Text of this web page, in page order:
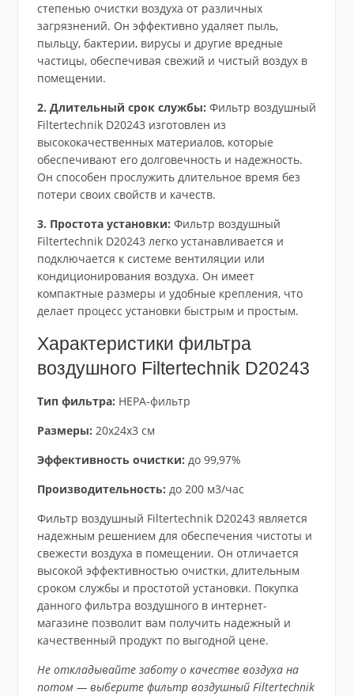
степенью очистки воздуха от различных
загрязнений. Он эффективно удаляет пыль,
пыльцу, бактерии, вирусы и другие вредные
частицы, обеспечивая свежий и чистый воздух в
помещении.
2. Длительный срок службы: Фильтр воздушный
Filtertechnik D20243 изготовлен из
высококачественных материалов, которые
обеспечивают его долговечность и надежность.
Он способен прослужить длительное время без
потери своих свойств и качеств.
3. Простота установки: Фильтр воздушный
Filtertechnik D20243 легко устанавливается и
подключается к системе вентиляции или
кондиционирования воздуха. Он имеет
компактные размеры и удобные крепления, что
делает процесс установки быстрым и простым.
Характеристики фильтра
воздушного Filtertechnik D20243
Тип фильтра: HEPA-фильтр
Размеры: 20x24x3 см
Эффективность очистки: до 99,97%
Производительность: до 200 м3/час
Фильтр воздушный Filtertechnik D20243 является
надежным решением для обеспечения чистоты и
свежести воздуха в помещении. Он отличается
высокой эффективностью очистки, длительным
сроком службы и простотой установки. Покупка
данного фильтра воздушного в интернет-
магазине позволит вам получить надежный и
качественный продукт по выгодной цене.
Не откладывайте заботу о качестве воздуха на
потом — выберите фильтр воздушный Filtertechnik